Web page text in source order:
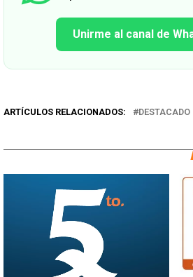
Unirme al canal de
ARTÍCULOS RELACIONADOS: DESTACADO